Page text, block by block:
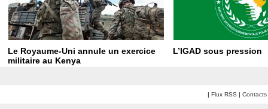
Le Royaume-Uni annule un exercice
militaire au Kenya
L’IGAD sous pression
| Flux RSS | Contacts